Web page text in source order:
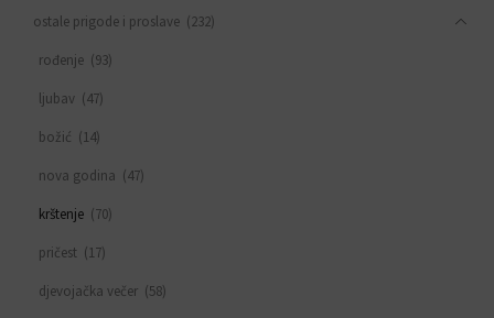
ostale prigode i proslave (232)
rođenje (93)
ljubav (47)
božić (14)
nova godina (47)
krštenje (70)
pričest (17)
djevojačka večer (58)